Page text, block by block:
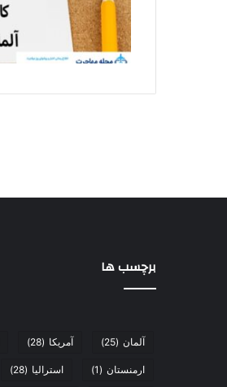
برچسب ها
آلمان (25) آمریکا (28)
ارمنستان (1) استرالیا (28)